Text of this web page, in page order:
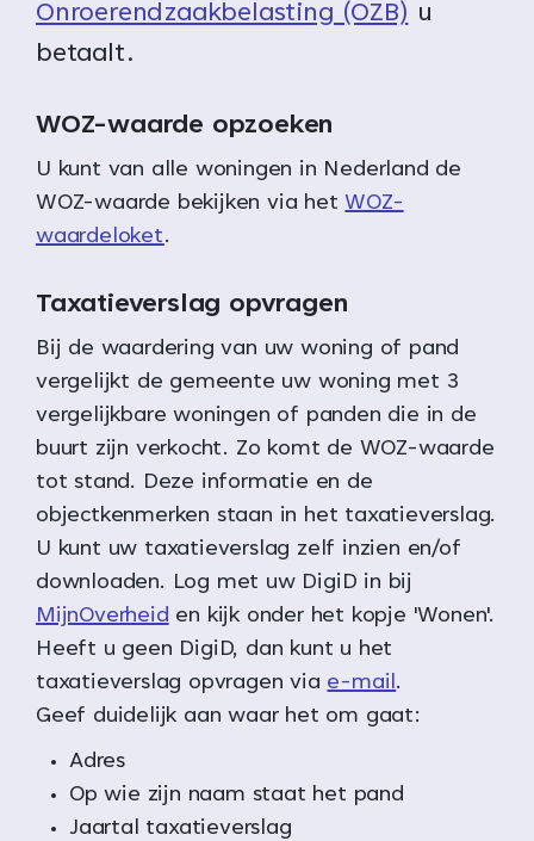
Onroerendzaakbelasting (OZB) u
betaalt.
WOZ-waarde opzoeken
U kunt van alle woningen in Nederland de
WOZ-waarde bekijken via het WOZ-
waardeloket.
Taxatieverslag opvragen
Bij de waardering van uw woning of pand
vergelijkt de gemeente uw woning met 3
vergelijkbare woningen of panden die in de
buurt zijn verkocht. Zo komt de WOZ-waarde
tot stand. Deze informatie en de
objectkenmerken staan in het taxatieverslag.
U kunt uw taxatieverslag zelf inzien en/of
downloaden. Log met uw DigiD in bij
MijnOverheid en kijk onder het kopje 'Wonen'.
Heeft u geen DigiD, dan kunt u het
taxatieverslag opvragen via e-mail.
Geef duidelijk aan waar het om gaat:
Adres
Op wie zijn naam staat het pand
Jaartal taxatieverslag